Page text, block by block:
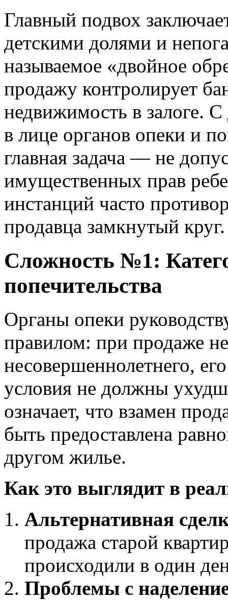
Главный подвох
детскими долями и
называемое «двойное
продажу контролирует
недвижимость в залоге.
в лице органов опеки и
главная задача — не
имущественных прав
инстанций часто
продавца замкнутый круг.
Сложность №1:
попечительства
Органы опеки
правилом: при продаже
несовершеннолетнего,
условия не должны
означает, что взамен
быть предоставлена
другом жилье.
Как это выглядит в
Альтернативная
продажа старой
происходили в один
Проблемы с